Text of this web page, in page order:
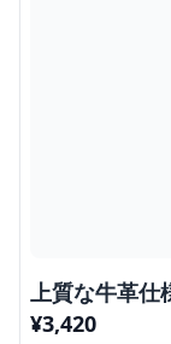
上質な牛革仕
¥3,420